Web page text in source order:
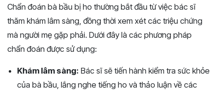
Chẩn đoán bà bầu bị ho thường bắt đầu từ việc bác sĩ
thăm khám lâm sàng, đồng thời xem xét các triệu chứng
mà người mẹ gặp phải. Dưới đây là các phương pháp
chẩn đoán được sử dụng:
Khám lâm sàng: Bác sĩ sẽ tiến hành kiểm tra sức khỏe
của bà bầu, lắng nghe tiếng ho và thảo luận về các